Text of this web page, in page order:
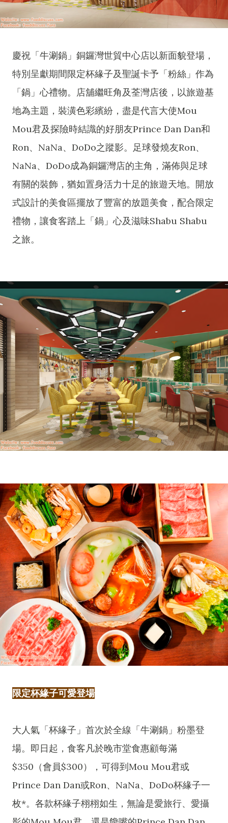
慶祝「牛涮鍋」銅鑼灣世貿中心店以新面貌登場，
特別呈獻期間限定杯緣子及聖誕卡予「粉絲」作為
「鍋」心禮物。店舖繼旺角及荃灣店後，以旅遊基
地為主題，裝潢色彩繽紛，盡是代言大使Mou
Mou君及探險時結識的好朋友Prince Dan Dan和
Ron、NaNa、DoDo之蹤影。足球發燒友Ron、
NaNa、DoDo成為銅鑼灣店的主角，滿佈與足球
有關的裝飾，猶如置身活力十足的旅遊天地。開放
式設計的美食區擺放了豐富的放題美食，配合限定
禮物，讓食客踏上「鍋」心及滋味Shabu Shabu
之旅。
限定杯緣子可愛登場
大人氣「杯緣子」首次於全線「牛涮鍋」粉墨登
場。即日起，食客凡於晚市堂食惠顧每滿
$350（會員$300），可得到Mou Mou君或
Prince Dan Dan或Ron、NaNa、DoDo杯緣子一
枚*。各款杯緣子栩栩如生，無論是愛旅行、愛攝